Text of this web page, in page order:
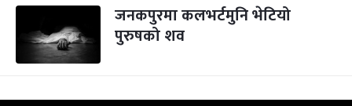
जनकपुरमा कलभर्टमुनि भेटियो
पुरुषको शव